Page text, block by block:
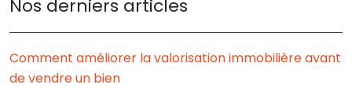
Nos derniers articles
Comment améliorer la valorisation immobilière avant
de vendre un bien